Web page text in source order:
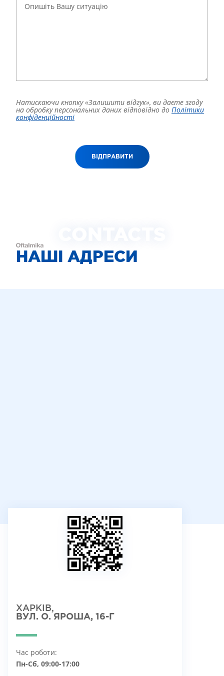
Натискаючи кнопку «Залишити відгук», ви даєте згоду
на обробку персональних даних відповідно до Політики
конфіденційності
ВІДПРАВИТИ
НАШІ АДРЕСИ
ХАРКІВ,
ВУЛ. О. ЯРОША, 16-Г
Час роботи:
Пн-Сб, 09:00-17:00